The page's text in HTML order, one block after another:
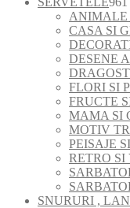
ANIMALE
CASA SI
DESENE
FLORI SI
FRUCTE
MAMA SI
MOTIV
PEISAJE
RETRO
SNURURI ,